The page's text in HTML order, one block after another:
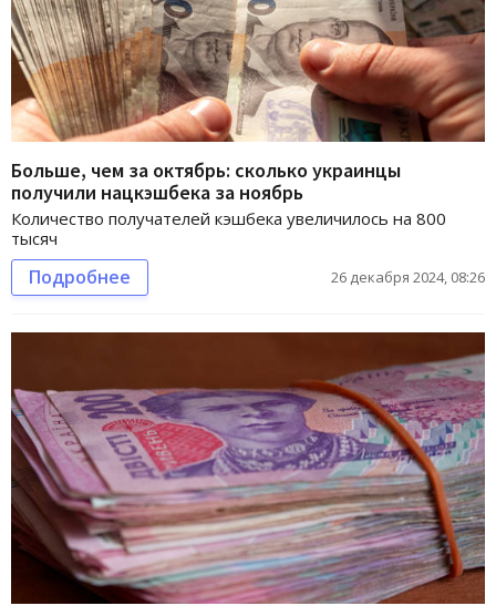
Больше, чем за октябрь: сколько украинцы
получили нацкэшбека за ноябрь
Количество получателей кэшбека увеличилось на 800
тысяч
Подробнее 26 декабря 2024, 08:26